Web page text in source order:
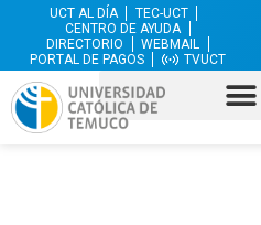
UCT AL DÍA
TEC-UCT
CENTRO DE AYUDA
DIRECTORIO
WEBMAIL
PORTAL DE PAGOS
TVUCT